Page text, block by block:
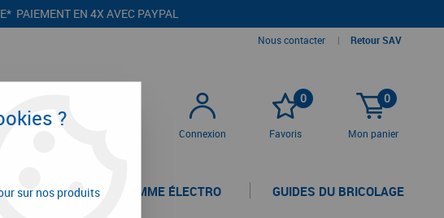
PAIEMENT EN 4X AVEC PAYPAL
Nous contacter | Retour SAV
Connexion
0
Favoris
0
Mon panier
LA GAMME ÉLECTRO GUIDES DU BRICOLAGE
?
sur nos produits